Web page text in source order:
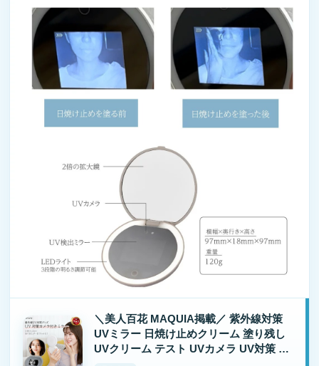
＼美人百花 MAQUIA掲載／ 紫外線対策
UVミラー 日焼け止めクリーム 塗り残し
UVクリーム テスト UVカメラ UV対策 UV